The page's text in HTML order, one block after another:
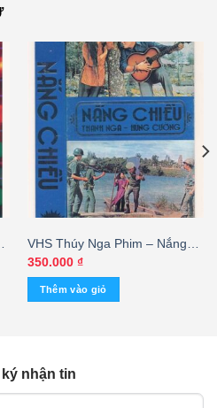
VHS Thúy Nga Phim – Nắng
Chiều – Thanh Nga – Hùng
Cường
350.000 ₫
Thêm vào giỏ
nhận tin